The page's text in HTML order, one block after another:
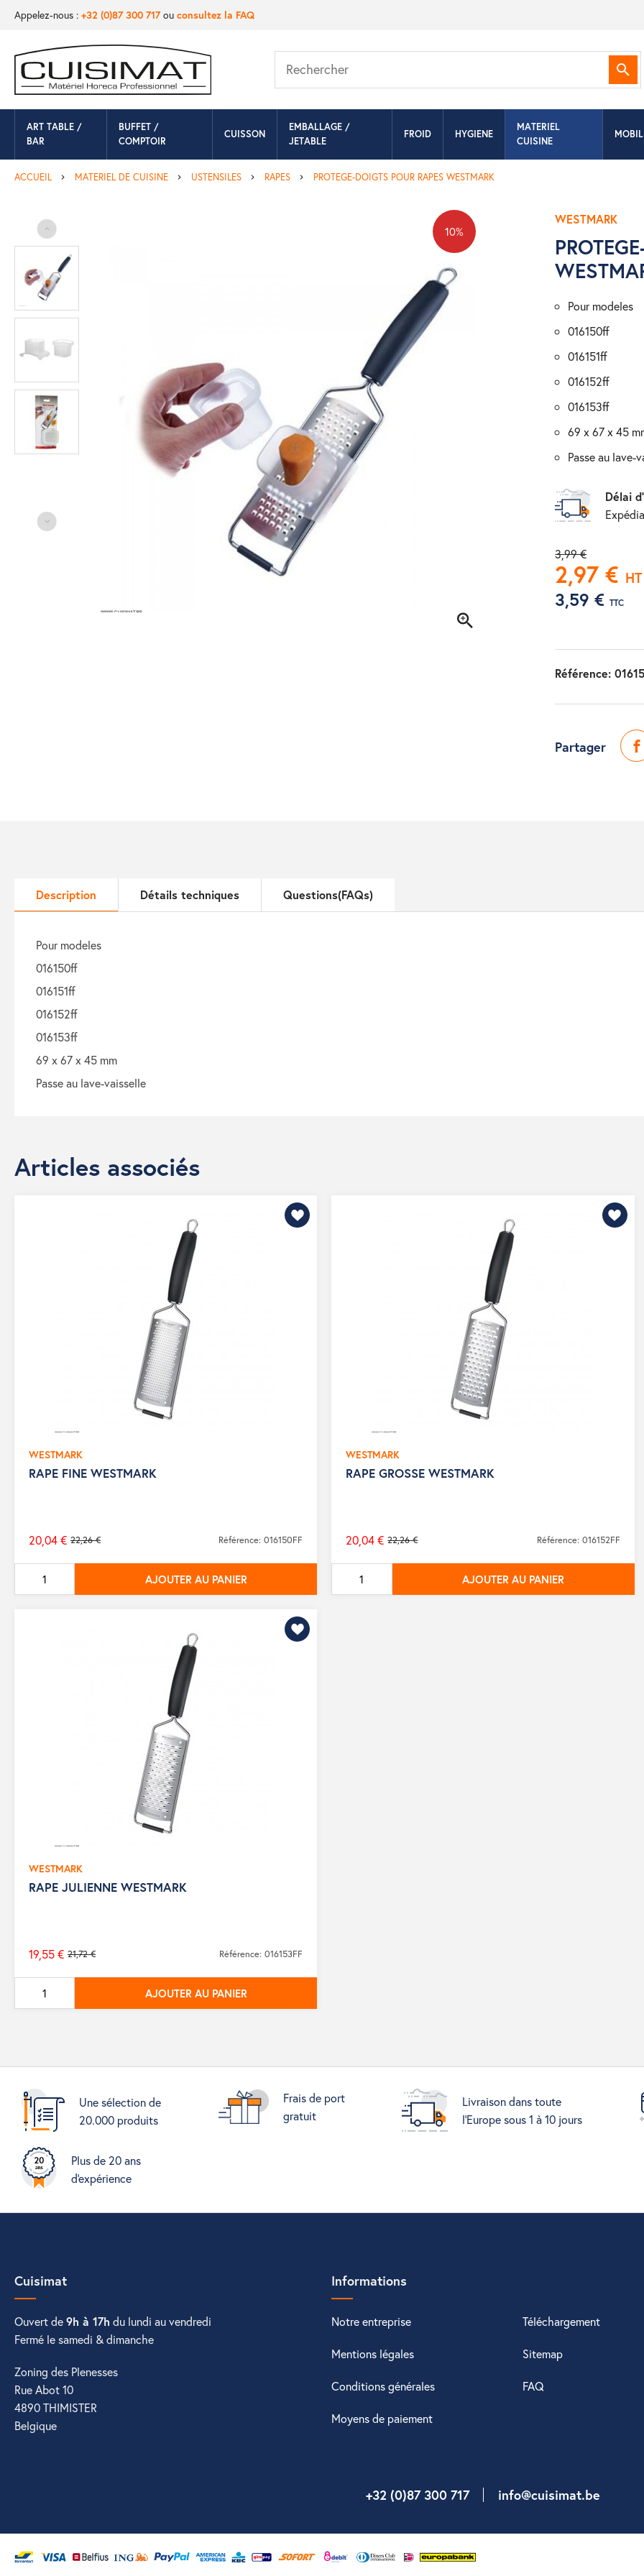
Appelez-nous : +32 (0)87 300 717ou consultez la FAQ
ART TABLE /
BAR
BUFFET /
COMPTOIR
CUISSON
EMBALLAGE /
JETABLE
FROID HYGIENE
MATERIEL
CUISINE
ACCUEIL MATERIEL DE CUISINE USTENSILES RAPES PROTEGE-DOIGTS POUR RAPES WESTMARK
10%
WESTMARK
pour modeles
016150ff
016151ff
016152ff
016153ff
69 x 67 x 45
passe au lave-
Délai
3,99 €
2,97 € HT
3,59 € TTC
Référence:
Partager
Description Détails techniques Questions(FAQs)
pour modeles
016150ff
016151ff
016152ff
016153ff
69 x 67 x 45 mm
passe au lave-vaisselle
Articles associés
WESTMARK
RAPE FINE WESTMARK
Prix
de
base
22,26 €
20,04 € Référence: 016150FF
AJOUTER AU PANIER
WESTMARK
RAPE GROSSE WESTMARK
Prix
de
base
22,26 €
20,04 € Référence: 016152FF
AJOUTER AU PANIER
WESTMARK
RAPE JULIENNE WESTMARK
Prix
de
base
21,72 €
19,55 € Référence: 016153FF
AJOUTER AU PANIER
Une sélection de
20.000 produits
Frais de port
gratuit
Livraison dans toute
l'Europe sous 1 à 10 jours
Plus de 20 ans
d'expérience
Cuisimat
Ouvert de9h à 17h du lundi au vendredi
Fermé le samedi & dimanche
Zoning des Plenesses
Rue Abot 10
4890 THIMISTER
Belgique
Informations
Notre entreprise Téléchargement
Mentions légales Sitemap
Conditions générales FAQ
Moyens de paiement
+32 (0)87 300 717 info@cuisimat.be